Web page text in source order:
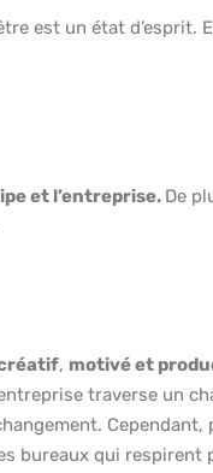
est un état d’esprit.
et l’entreprise. De
, motivé et
traverse un
Cependant,
bureaux qui respirent